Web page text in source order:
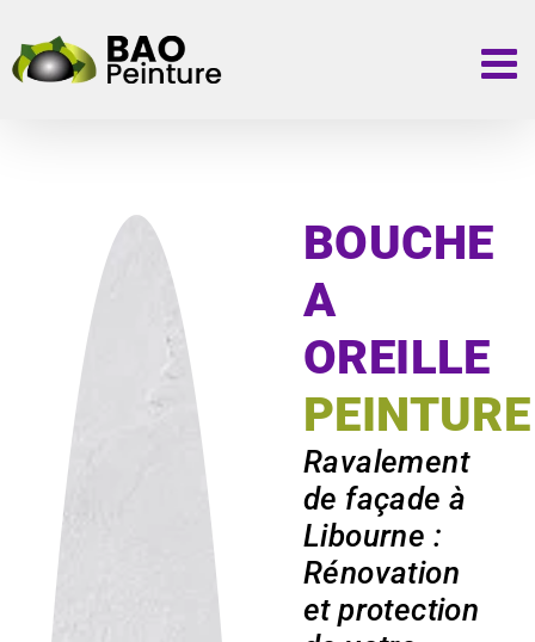
au
contenu
BOUCHE
A
OREILLE
PEINTURE
Ravalement
de façade à
Libourne :
Rénovation
et protection